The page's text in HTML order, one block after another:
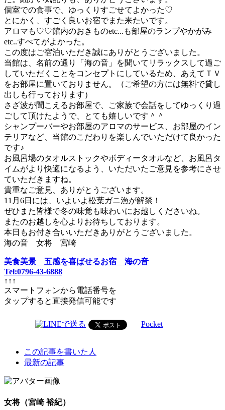
個室での食事で、ゆっくりすごせてよかった♡
とにかく、すごく良いお宿でまた来たいです。
アロマも♡♡館内のおきものetc...も部屋のランプやかがみ
etc..すべてがよかった。
この度はご宿泊いただき誠にありがとうございました。
当館は、名前の通り「海の音」を聞いてリラックスして過ご
していただくことをコンセプトにしているため、あえてＴＶ
をお部屋に置いておりません。（ご希望の方には無料で貸し
出しも行っております）
さざ波が聞こえるお部屋で、ご家族で会話をしてゆっくり過
ごして頂けたようで、とても嬉しいです＾＾
シャンプーバーやお部屋のアロマのサービス、お部屋のイン
テリアなど、当館のこだわりを楽しんでいただけて良かった
です♪
お風呂場のタオルストックやボディータオルなど、お風呂タ
イムがより快適になるよう、いただいたご意見を参考にさせ
ていただきますね。
貴重なご意見、ありがとうございます。
11月6日には、いよいよ松葉ガニ漁が解禁！
ぜひまた皆様で冬の味覚も味わいにお越しくださいね。
またのお越しを心よりお待ちしております。
本日もお付き合いいただきありがとうございました。
海の音 女将 宮崎
美食美景 五感を喜ばせるお宿 海の音
Tel:0796-43-6888
↑↑↑
スマートフォンから電話番号を
タップすると直接発信可能です
Pocket
following
tabs
change
content
below.
この記事を書いた人
最新の記事
女将（宮崎 裕紀）